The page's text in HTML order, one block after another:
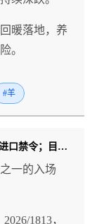
暖落地，养
。
#羊
欧盟接受阿根廷禽流感无疫国地位 解除禽肉进口禁令；目前仅中国仍维持暂停
一的入场
1813，